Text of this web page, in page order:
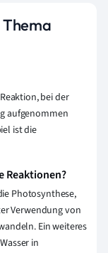
bei der
aufgenommen
ist die
Reaktionen?
Photosynthese,
Verwendung von
Ein weiteres
in